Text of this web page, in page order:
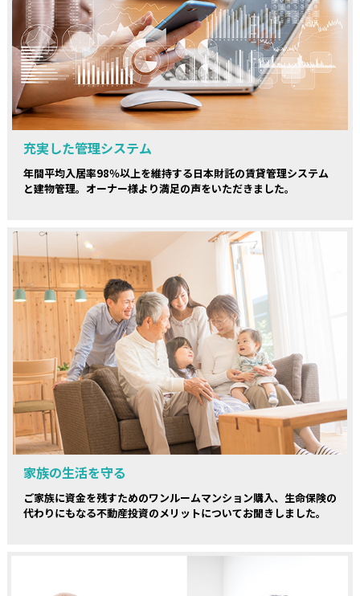
充実した管理システム
年間平均入居率98％以上を維持する日本財託の賃貸管理システム
と建物管理。オーナー様より満足の声をいただきました。
家族の生活を守る
ご家族に資金を残すためのワンルームマンション購入、生命保険の
代わりにもなる不動産投資のメリットについてお聞きしました。